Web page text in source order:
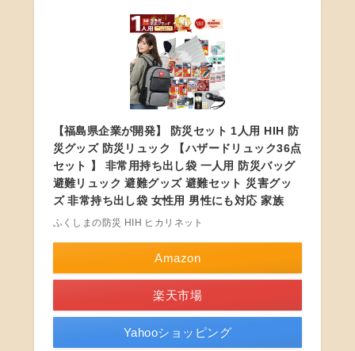
【福島県企業が開発】 防災セット 1人用 HIH 防
災グッズ 防災リュック 【ハザードリュック36点
セット 】 非常用持ち出し袋 一人用 防災バッグ
避難リュック 避難グッズ 避難セット 災害グッ
ズ 非常持ち出し袋 女性用 男性にも対応 家族
ふくしまの防災 HIH ヒカリネット
Amazon
楽天市場
Yahooショッピング